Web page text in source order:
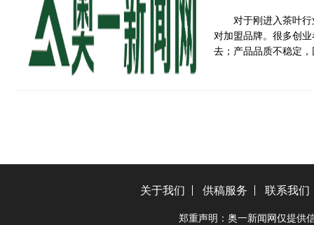
对于刚进入茶叶
对加盟品牌。很多创
去；产品品质不稳定
关于我们 供稿服务 联系我们
郑重声明：奥一新闻网仅提供